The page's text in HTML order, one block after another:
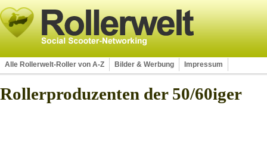
Alle Rollerwelt-Roller von A-Z Bilder & Werbung Impressum
Rollerproduzenten der 50/60iger